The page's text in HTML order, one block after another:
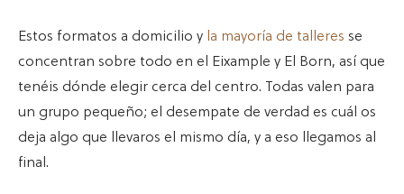
Estos formatos a domicilio y la mayoría de talleres se
concentran sobre todo en el Eixample y El Born, así que
tenéis dónde elegir cerca del centro. Todas valen para
un grupo pequeño; el desempate de verdad es cuál os
deja algo que llevaros el mismo día, y a eso llegamos al
final.